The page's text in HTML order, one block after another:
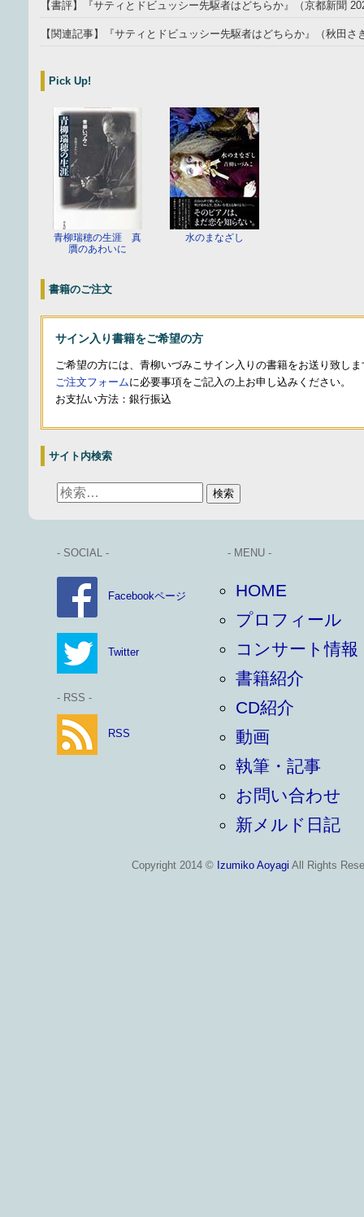
【書評】『サティとドビュッシー先駆者はどちらか』（京都新聞
【関連記事】『サティとドビュッシー先駆者はどちらか』（秋田さ
Pick Up!
青柳瑞穂の生涯 真
贋のあわいに
水のまなざし
書籍のご注文
サイン入り書籍をご希望の方
ご希望の方には、青柳いづみこサイン入りの書籍をお送り致しま
ご注文フォームに必要事項をご記入の上お申し込みください。
お支払い方法：銀行振込
サイト内検索
- SOCIAL -
Facebookページ
Twitter
- RSS -
RSS
- MENU -
HOME
プロフィール
コンサート情報
書籍紹介
CD紹介
動画
執筆・記事
お問い合わせ
新メルド日記
Copyright 2014 © Izumiko Aoyagi All Rights